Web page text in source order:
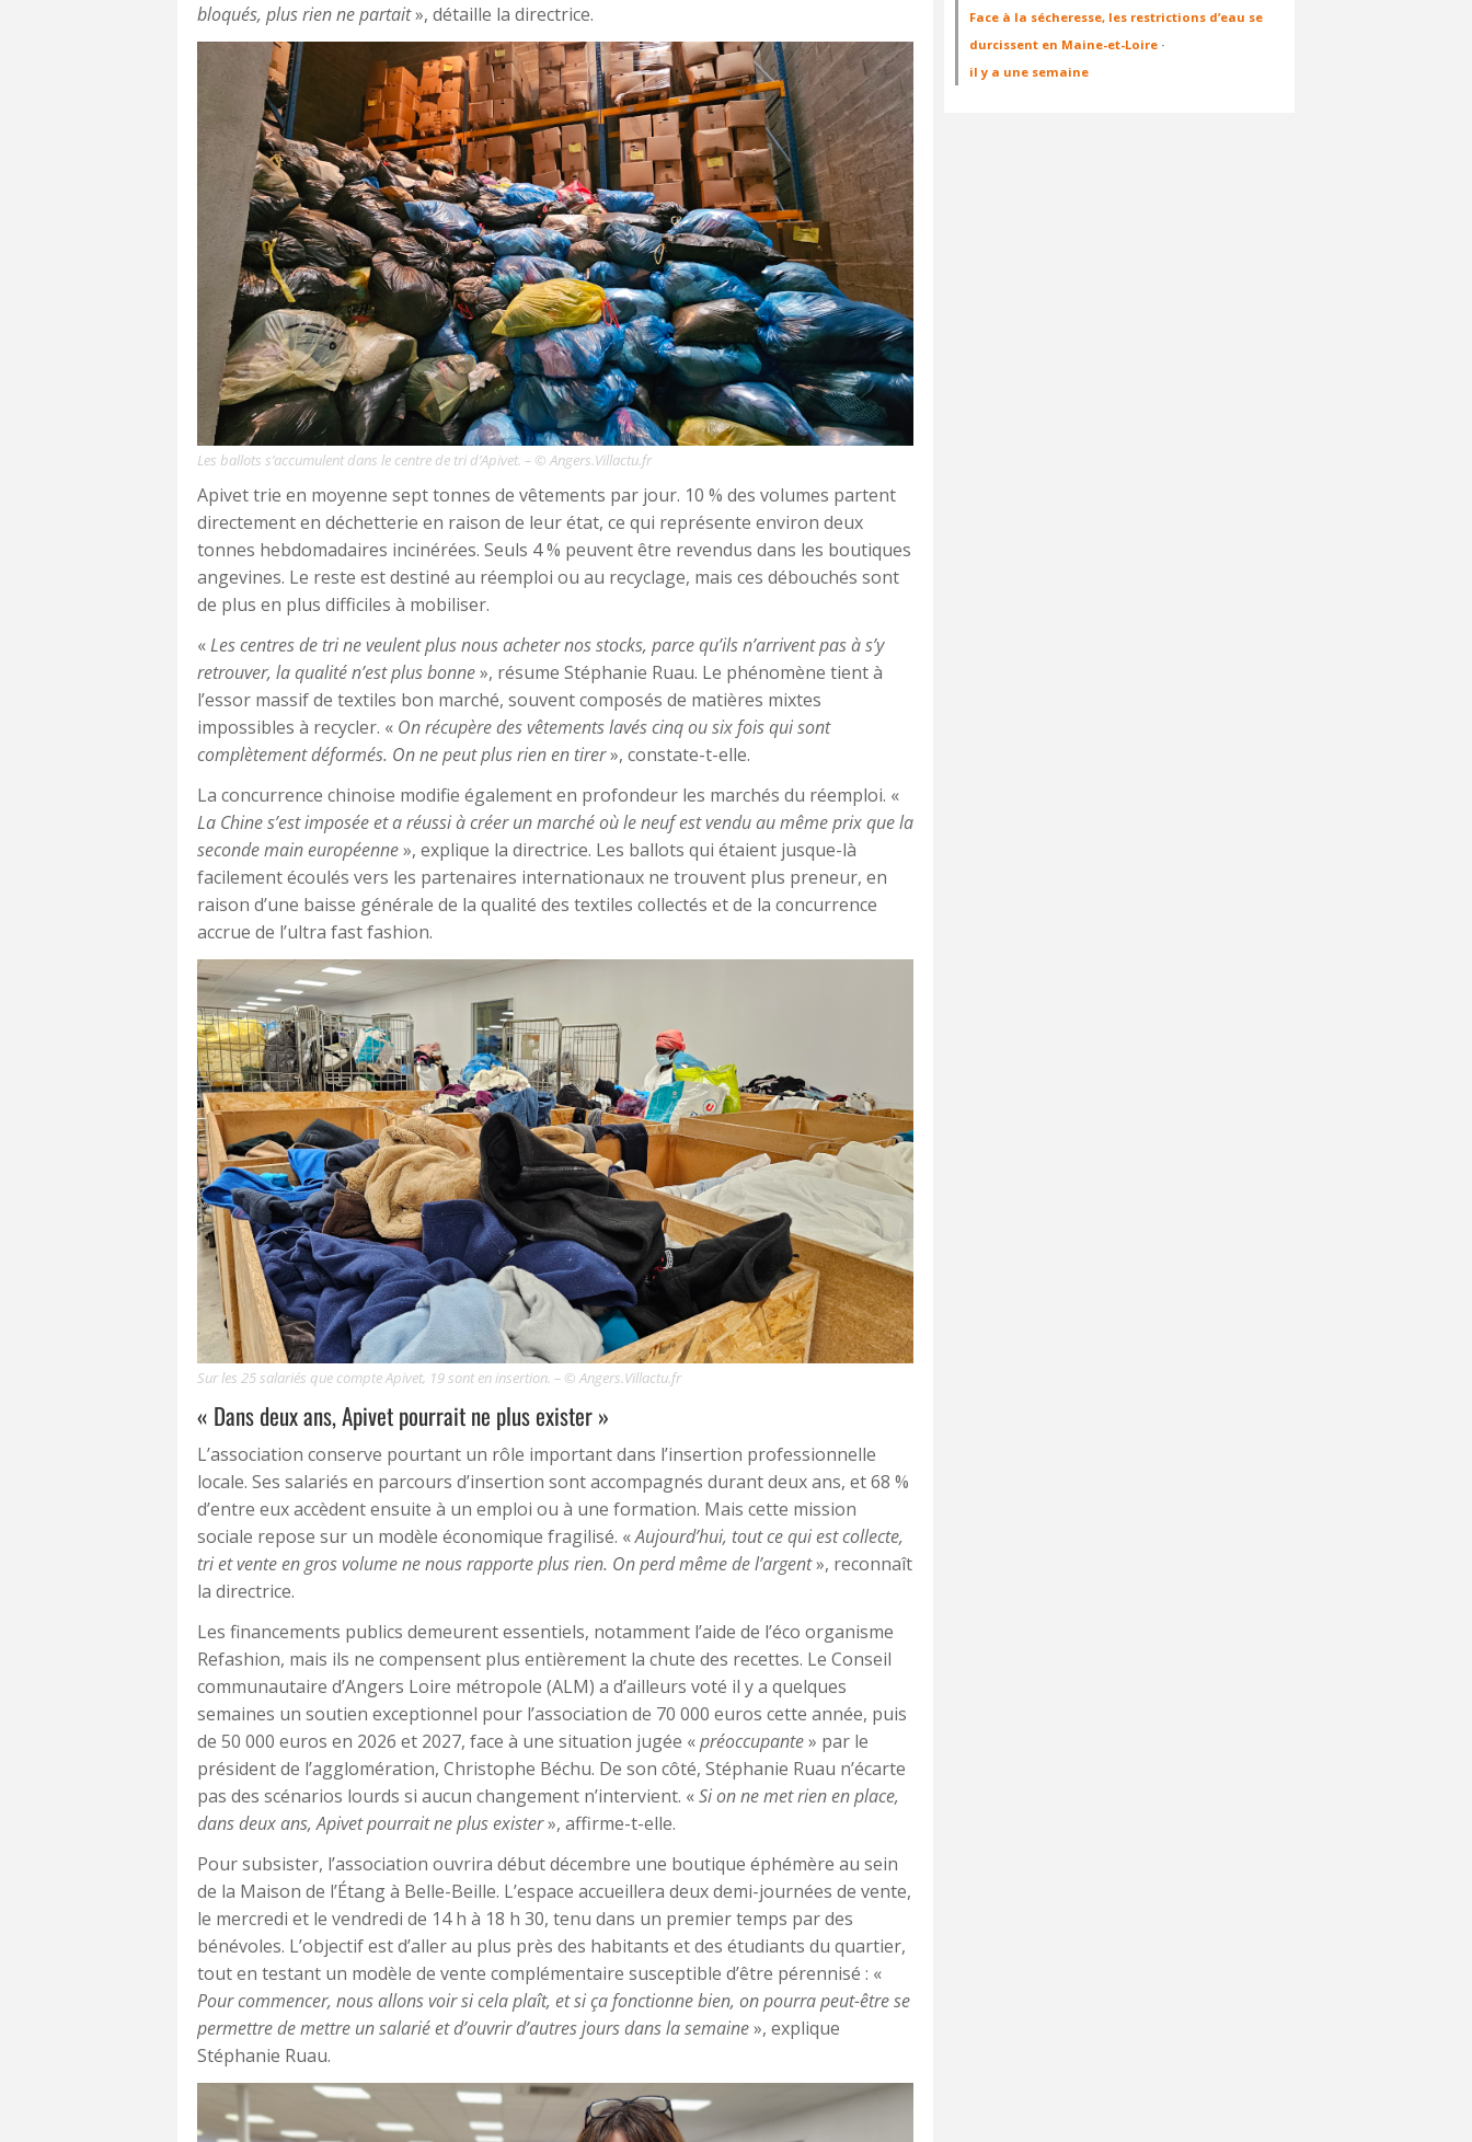
bloqués, plus rien ne partait», détaille la directrice.
Les ballots s’accumulent dans le centre de tri d’Apivet. – © Angers.Villactu.fr
Apivet trie en moyenne sept tonnes de vêtements par jour. 10 % des volumes partent
directement en déchetterie en raison de leur état, ce qui représente environ deux
tonnes hebdomadaires incinérées. Seuls 4 % peuvent être revendus dans les boutiques
angevines. Le reste est destiné au réemploi ou au recyclage, mais ces débouchés sont
de plus en plus difficiles à mobiliser.
«Les centres de tri ne veulent plus nous acheter nos stocks, parce qu’ils n’arrivent pas à s’y
retrouver, la qualité n’est plus bonne», résume Stéphanie Ruau. Le phénomène tient à
l’essor massif de textiles bon marché, souvent composés de matières mixtes
impossibles à recycler. « On récupère des vêtements lavés cinq ou six fois qui sont
complètement déformés. On ne peut plus rien en tirer», constate-t-elle.
La concurrence chinoise modifie également en profondeur les marchés du réemploi. «
La Chine s’est imposée et a réussi à créer un marché où le neuf est vendu au même prix que la
seconde main européenne», explique la directrice. Les ballots qui étaient jusque-là
facilement écoulés vers les partenaires internationaux ne trouvent plus preneur, en
raison d’une baisse générale de la qualité des textiles collectés et de la concurrence
accrue de l’ultra fast fashion.
Sur les 25 salariés que compte Apivet, 19 sont en insertion. – © Angers.Villactu.fr
« Dans deux ans, Apivet pourrait ne plus exister »
L’association conserve pourtant un rôle important dans l’insertion professionnelle
locale. Ses salariés en parcours d’insertion sont accompagnés durant deux ans, et 68 %
d’entre eux accèdent ensuite à un emploi ou à une formation. Mais cette mission
sociale repose sur un modèle économique fragilisé. «Aujourd’hui, tout ce qui est collecte,
tri et vente en gros volume ne nous rapporte plus rien. On perd même de l’argent», reconnaît
la directrice.
Les financements publics demeurent essentiels, notamment l’aide de l’éco organisme
Refashion, mais ils ne compensent plus entièrement la chute des recettes. Le Conseil
communautaire d’Angers Loire métropole (ALM) a d’ailleurs voté il y a quelques
semaines un soutien exceptionnel pour l’association de 70 000 euros cette année, puis
de 50 000 euros en 2026 et 2027, face à une situation jugée «préoccupante» par le
président de l’agglomération, Christophe Béchu. De son côté, Stéphanie Ruau n’écarte
pas des scénarios lourds si aucun changement n’intervient. «Si on ne met rien en place,
dans deux ans, Apivet pourrait ne plus exister», affirme-t-elle.
Pour subsister, l’association ouvrira début décembre une boutique éphémère au sein
de la Maison de l’Étang à Belle-Beille. L’espace accueillera deux demi-journées de vente,
le mercredi et le vendredi de 14 h à 18 h 30, tenu dans un premier temps par des
bénévoles. L’objectif est d’aller au plus près des habitants et des étudiants du quartier,
tout en testant un modèle de vente complémentaire susceptible d’être pérennisé : «
Pour commencer, nous allons voir si cela plaît, et si ça fonctionne bien, on pourra peut-être se
permettre de mettre un salarié et d’ouvrir d’autres jours dans la semaine», explique
Stéphanie Ruau.
Face à la sécheresse, les restrictions d’eau se
durcissent en Maine-et-Loire ·
il y a une semaine